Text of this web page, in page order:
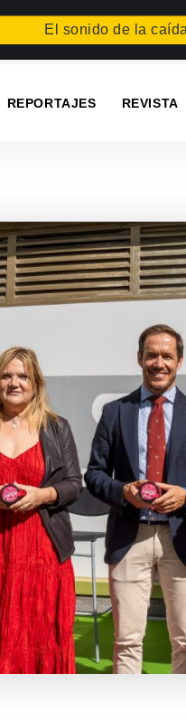
El sonido de la caída
REPORTAJES REVISTA